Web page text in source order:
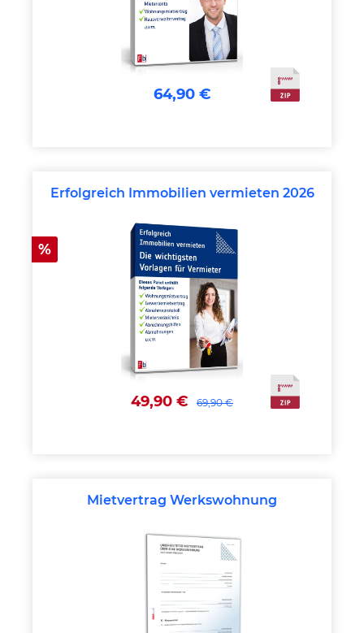
64,90 €
Rabatt
%
Erfolgreich Immobilien vermieten 2026
49,90 € 69,90 €
Mietvertrag Werkswohnung